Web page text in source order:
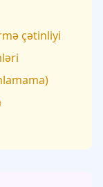
çətinliyi